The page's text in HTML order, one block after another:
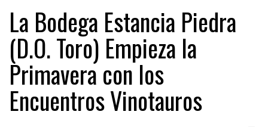
La Bodega Estancia Piedra
(D.O. Toro) Empieza la
Primavera con los
Encuentros Vinotauros